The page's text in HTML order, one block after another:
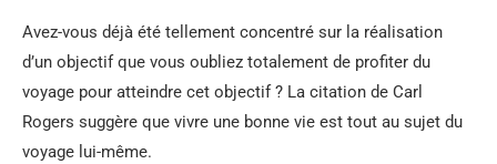
Avez-vous déjà été tellement concentré sur la réalisation
d’un objectif que vous oubliez totalement de profiter du
voyage pour atteindre cet objectif ? La citation de Carl
Rogers suggère que vivre une bonne vie est tout au sujet du
voyage lui-même.